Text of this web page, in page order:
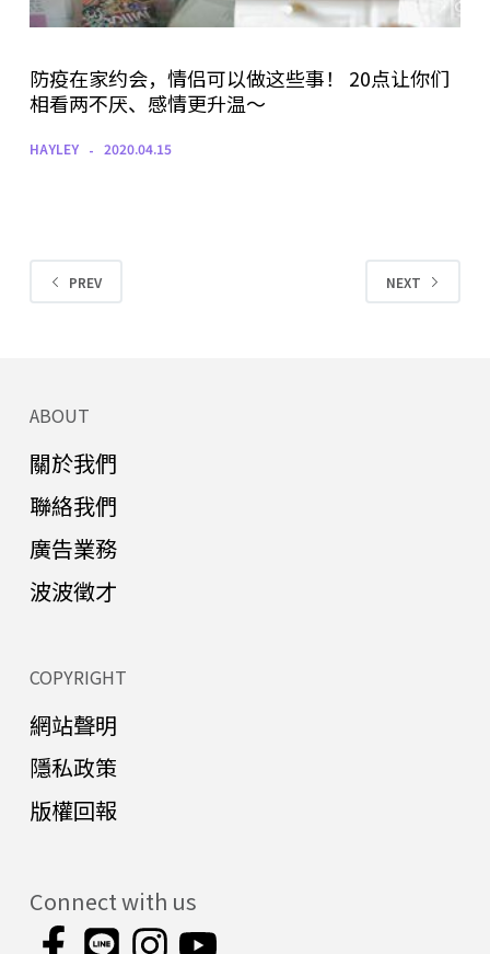
防疫在家约会，情侣可以做这些事！ 20点让你们
相看两不厌、感情更升温～
HAYLEY 2020.04.15
PREV NEXT
ABOUT
關於我們
聯絡我們
廣告業務
波波徵才
COPYRIGHT
網站聲明
隱私政策
版權回報
Connect with us